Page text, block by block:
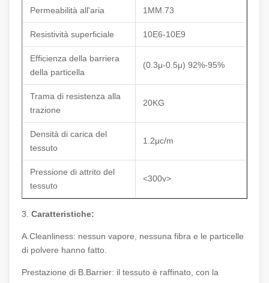
Permeabilità all'aria 1MM.73
Resistività superficiale 10E6-10E9
Efficienza della barriera
della particella
(0.3μ-0.5μ) 92%-95%
Trama di resistenza alla
trazione
20KG
Densità di carica del
tessuto
1.2μc/m
Pressione di attrito del
tessuto
<300v>
3. Caratteristiche:
A.Cleanliness: nessun vapore, nessuna fibra e le particelle
di polvere hanno fatto.
Prestazione di B.Barrier: il tessuto è raffinato, con la